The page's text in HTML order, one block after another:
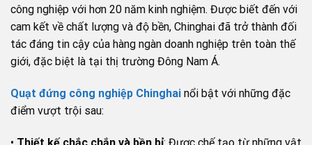
công nghiệp với hơn 20 năm kinh nghiệm. Được biết đến với
cam kết về chất lượng và độ bền, Chinghai đã trở thành đối
tác đáng tin cậy của hàng ngàn doanh nghiệp trên toàn thế
giới, đặc biệt là tại thị trường Đông Nam Á.
Quạt đứng công nghiệp Chinghai nổi bật với những đặc
điểm vượt trội sau: